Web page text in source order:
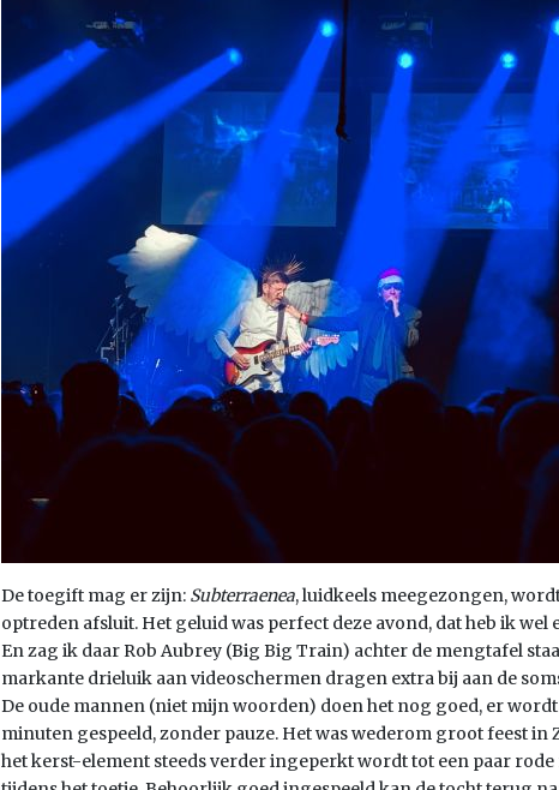
De toegift mag er zijn: Subterraenea, luidkeels meegezongen,
optreden afsluit. Het geluid was perfect deze avond, dat heb ik wel
En zag ik daar Rob Aubrey (Big Big Train) achter de mengtafel
markante drieluik aan videoschermen dragen extra bij aan de
De oude mannen (niet mijn woorden) doen het nog goed, er
minuten gespeeld, zonder pauze. Het was wederom groot feest in
het kerst-element steeds verder ingeperkt wordt tot een paar rode